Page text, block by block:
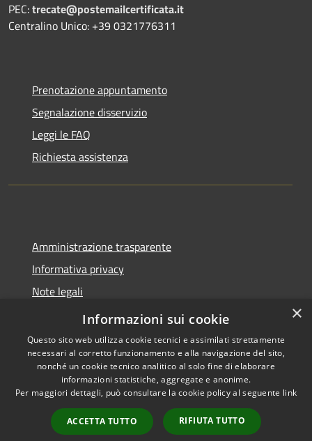
PEC:trecate@postemailcertificata.it
Centralino Unico: +39 0321776311
Prenotazione appuntamento
Segnalazione disservizio
Leggi le FAQ
Richiesta assistenza
Amministrazione trasparente
Informativa privacy
Note legali
Dichiarazione di accessibilità
Accessibilità
Copyright © 2026 • Comune di
Trecate • Powered by
Municipium•
Accesso
redazione
×
Informazioni sui cookie
Questo sito web utilizza cookie tecnici e assimilati strettamente
necessari al corretto funzionamento e alla navigazione del sito,
nonché un cookie tecnico analitico al solo fine di elaborare
informazioni statistiche, aggregate e anonime.
Per maggiori dettagli, può consultare la cookie policy al seguente link
ACCETTA TUTTO RIFIUTA TUTTO